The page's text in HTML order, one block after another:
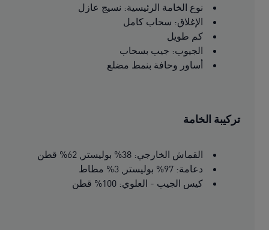
نوع الخامة الرئيسية: نسيج عازل
الإغلاق: سحاب كامل
كم طويل
الجيوب: جيب بسحاب
أساور وحافة بنمط مضلع
تركيبة الخامة
القماش الخارجي: 38% بوليستر, 62% قطن
دعامة: 97% بوليستر, 3% مطاط
كيس الجيب - العلوي: 100% قطن